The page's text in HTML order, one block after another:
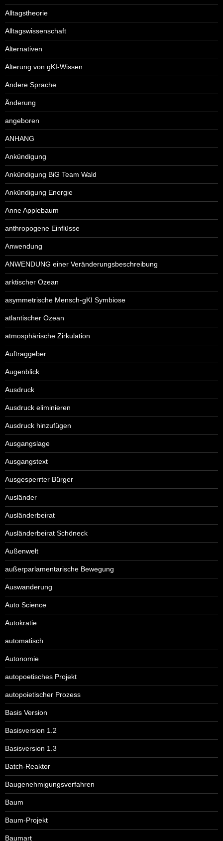
Alltagstheorie
Alltagswissenschaft
Alternativen
Alterung von gKI-Wissen
Andere Sprache
Änderung
angeboren
ANHANG
Ankündigung
Ankündigung BiG Team Wald
Ankündigung Energie
Anne Applebaum
anthropogene Einflüsse
Anwendung
ANWENDUNG einer Veränderungsbeschreibung
arktischer Ozean
asymmetrische Mensch-gKI Symbiose
atlantischer Ozean
atmosphärische Zirkulation
Auftraggeber
Augenblick
Ausdruck
Ausdruck eliminieren
Ausdruck hinzufügen
Ausgangslage
Ausgangstext
Ausgesperrter Bürger
Ausländer
Ausländerbeirat
Ausländerbeirat Schöneck
Außenwelt
außerparlamentarische Bewegung
Auswanderung
Auto Science
Autokratie
automatisch
Autonomie
autopoetisches Projekt
autopoietischer Prozess
Basis Version
Basisversion 1.2
Basisversion 1.3
Batch-Reaktor
Baugenehmigungsverfahren
Baum
Baum-Projekt
Baumart